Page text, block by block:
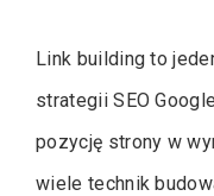
Link building to
strategii SEO
pozycję strony w
wiele technik